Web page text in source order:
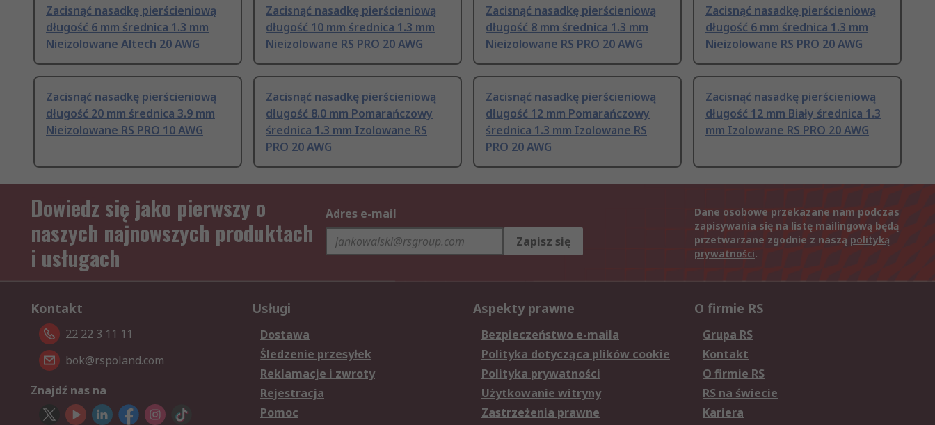
Zacisnąć nasadkę pierścieniową
długość 6 mm średnica 1.3 mm
Nieizolowane Altech 20 AWG
Zacisnąć nasadkę pierścieniową
długość 10 mm średnica 1.3 mm
Nieizolowane RS PRO 20 AWG
Zacisnąć nasadkę pierścieniową
długość 8 mm średnica 1.3 mm
Nieizolowane RS PRO 20 AWG
Zacisnąć nasadkę pierścieniową
długość 6 mm średnica 1.3 mm
Nieizolowane RS PRO 20 AWG
Zacisnąć nasadkę pierścieniową
długość 20 mm średnica 3.9 mm
Nieizolowane RS PRO 10 AWG
Zacisnąć nasadkę pierścieniową
długość 8.0 mm Pomarańczowy
średnica 1.3 mm Izolowane RS
PRO 20 AWG
Zacisnąć nasadkę pierścieniową
długość 12 mm Pomarańczowy
średnica 1.3 mm Izolowane RS
PRO 20 AWG
Zacisnąć nasadkę pierścieniową
długość 12 mm Biały średnica 1.3
mm Izolowane RS PRO 20 AWG
Dowiedz się jako pierwszy o
naszych najnowszych produktach
i usługach
Adres e-mail
Zapisz się
Dane osobowe przekazane nam podczas
zapisywania się na listę mailingową będą
przetwarzane zgodnie z naszą polityką
prywatności.
Kontakt
22 22 3 11 11
bok@rspoland.com
Znajdź nas na
Usługi
Dostawa
Śledzenie przesyłek
Reklamacje i zwroty
Rejestracja
Pomoc
Aspekty prawne
Bezpieczeństwo e-maila
Polityka dotycząca plików cookie
Polityka prywatności
Użytkowanie witryny
Zastrzeżenia prawne
O firmie RS
Grupa RS
Kontakt
O firmie RS
RS na świecie
Kariera